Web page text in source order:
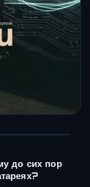
до сих пор